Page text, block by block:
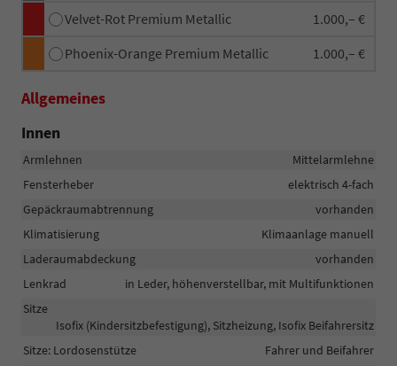
Velvet-Rot Premium Metallic
1.000,– €
Phoenix-Orange Premium Metallic
1.000,– €
Allgemeines
Innen
Armlehnen
Mittelarmlehne
Fensterheber
elektrisch 4-fach
Gepäckraumabtrennung
vorhanden
Klimatisierung
Klimaanlage manuell
Laderaumabdeckung
vorhanden
Lenkrad
in Leder, höhenverstellbar, mit Multifunktionen
Sitze
Isofix (Kindersitzbefestigung), Sitzheizung, Isofix Beifahrersitz
Sitze: Lordosenstütze
Fahrer und Beifahrer